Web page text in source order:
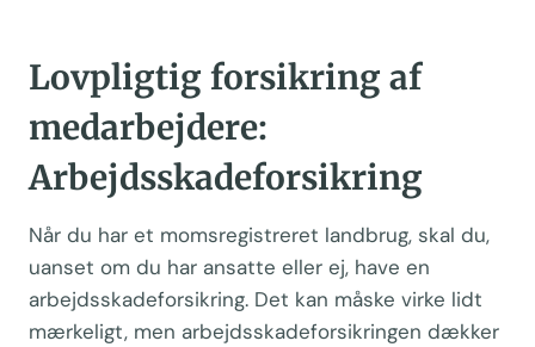
Lovpligtig forsikring af
medarbejdere:
Arbejdsskadeforsikring
Når du har et momsregistreret landbrug, skal du,
uanset om du har ansatte eller ej, have en
arbejdsskadeforsikring. Det kan måske virke lidt
mærkeligt, men arbejdsskadeforsikringen dækker